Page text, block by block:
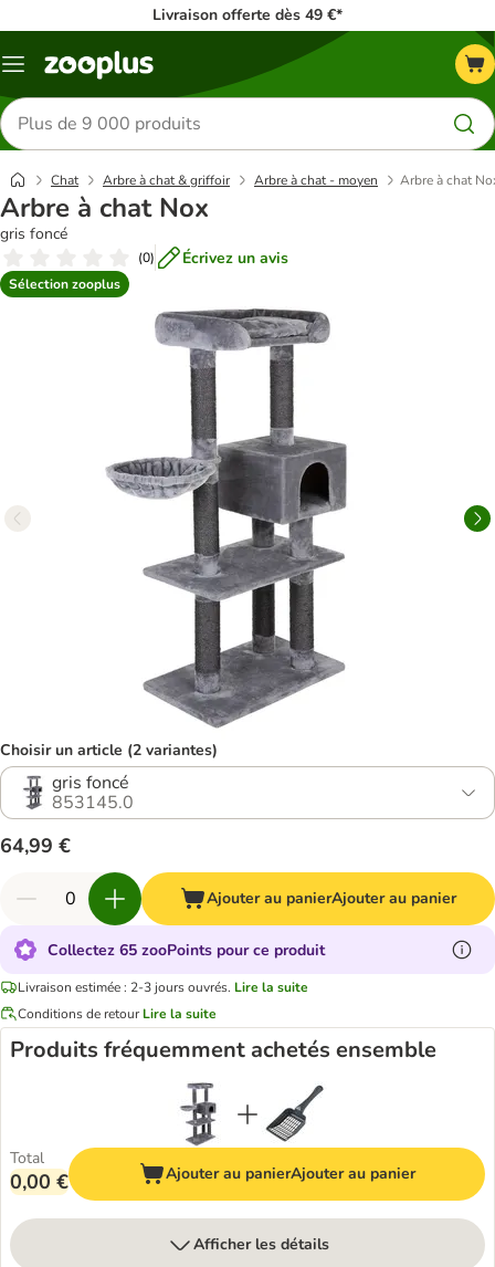
Livraison offerte dès 49 €*
Menu
Rechercher
des
produits
Chat Arbre à chat & griffoir Arbre à chat - moyen Arbre à chat
Arbre à chat Nox
gris foncé
(0) Écrivez un avis
Sélection zooplus
Choisir un article (2 variantes)
gris foncé
853145.0
64,99 €
Ajouter au panierAjouter au panier
Collectez 65 zooPoints pour ce produit
Livraison estimée : 2-3 jours ouvrés. Lire la suite
Conditions de retour Lire la suite
Produits fréquemment achetés ensemble
Total
0,00 € Ajouter au panierAjouter au panier
Afficher les détails